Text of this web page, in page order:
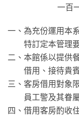
一百
一、為充份運用本
特訂定本管理
二、本館係以提供
借用、接待貴
三、客房借用對象
員工警及其眷
四、借用客房酌收